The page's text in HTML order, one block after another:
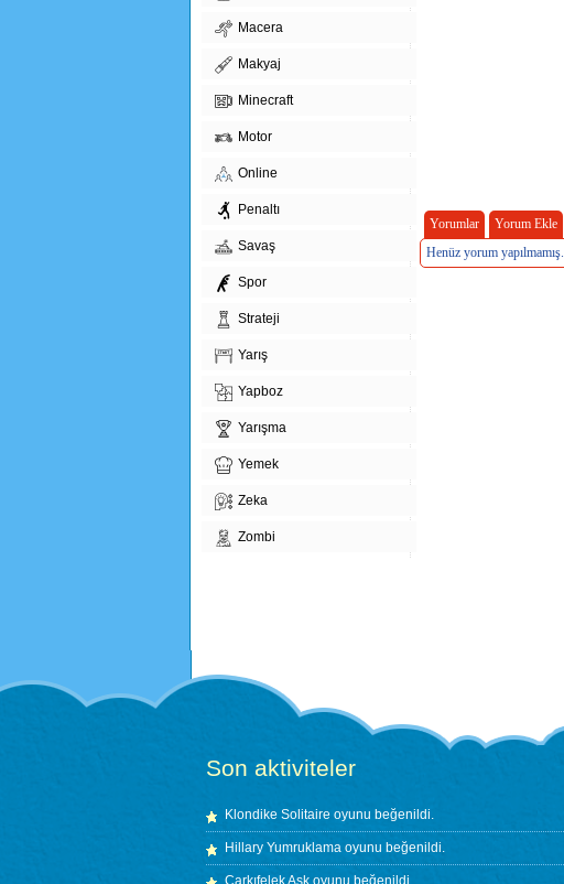
Macera
Makyaj
Minecraft
Motor
Online
Penaltı
Savaş
Spor
Strateji
Yarış
Yapboz
Yarışma
Yemek
Zeka
Zombi
Yorumlar
Yorum Ekle
Henüz yorum yapılmamış.
Son aktiviteler
Klondike Solitaire oyunu beğenildi.
Hillary Yumruklama oyunu beğenildi.
Çarkıfelek Aşk oyunu beğenildi.